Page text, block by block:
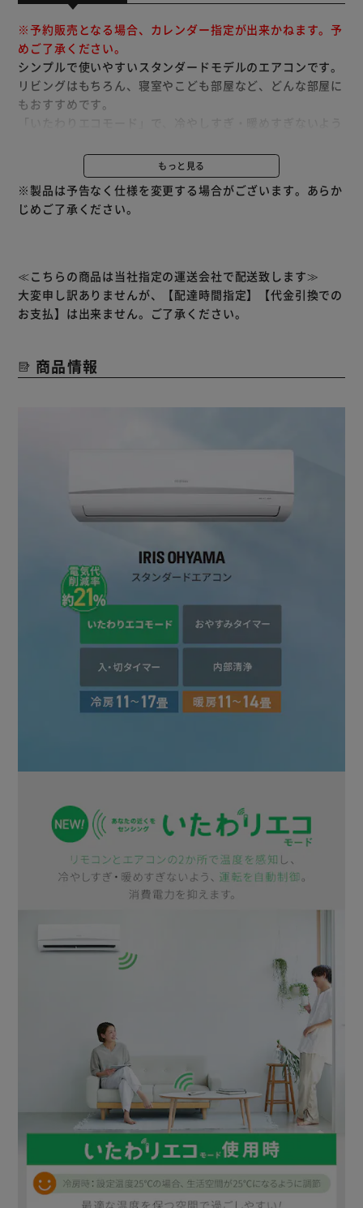
※予約販売となる場合、カレンダー指定が出来かねます。予
めご了承ください。
シンプルで使いやすいスタンダードモデルのエアコンです。
リビングはもちろん、寝室やこども部屋など、どんな部屋に
もおすすめです。
リモコンとエアコンの2か所に搭載されているセンサーで室
温を管理・把握するので、リモコンを手元に置くことでより
体感に近く過ごしやすい室温を保ちます。
エアコンの入／切を1時間単位で24時間まで、タイマー予約
す。
冷房または除湿を10分以上運転後、停止時に自動で室内機
の内部清浄を行います。
※代引き・配達日時指定不可。
※工事をご希望の際は「標準取付工事込み」の商品をご注文
ください。
【お届けした商品の初期不良について】
※商品受け取り時に箱や商品に凹み・キズ・破損が見受けら
れた場合、お届けに伺ったドライバーにご指摘のうえ受け取
り拒否をお願いします。
※ドライバーが帰ったあとで商品受け取り時に箱や商品に凹
み・キズ・破損が見受けられた場合、すぐに配送会社にその
旨をご連絡ください。
※取り付け工事時、商品に凹み・キズ・破損が見受けられた
場合は、工事を中止していただくようお願いいたします。
もっと見る
※製品は予告なく仕様を変更する場合がございます。あらか
じめご了承ください。
≪こちらの商品は当社指定の運送会社で配送致します≫
大変申し訳ありませんが、【配達時間指定】【代金引換での
お支払】は出来ません。ご了承ください。
商品情報